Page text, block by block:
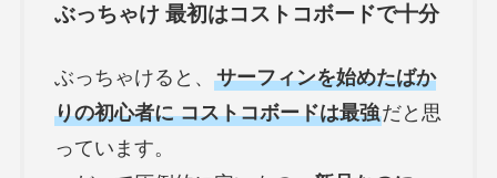
ぶっちゃけ 最初はコストコボードで十分
ぶっちゃけると、 サーフィンを始めたばか
りの初心者に コストコボードは最強だと思
っています。